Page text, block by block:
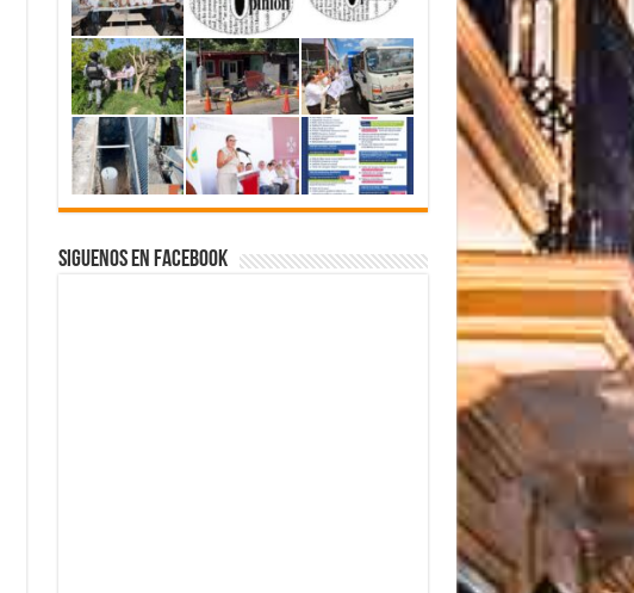
Siguenos en Facebook